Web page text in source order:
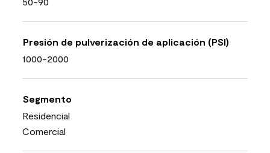
Presión de pulverización de aplicación (PSI)
1000-2000
Segmento
Residencial
Comercial